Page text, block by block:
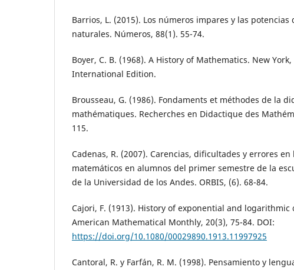
Barrios, L. (2015). Los números impares y las potencias
naturales. Números, 88(1). 55-74.
Boyer, C. B. (1968). A History of Mathematics. New York,
International Edition.
Brousseau, G. (1986). Fondaments et méthodes de la
mathématiques. Recherches en Didactique des
115.
Cadenas, R. (2007). Carencias, dificultades y errores
matemáticos en alumnos del primer semestre de la
de la Universidad de los Andes. ORBIS, (6). 68-84.
Cajori, F. (1913). History of exponential and logarithmic
American Mathematical Monthly, 20(3), 75-84. DOI:
https://doi.org/10.1080/00029890.1913.11997925
Cantoral, R. y Farfán, R. M. (1998). Pensamiento y